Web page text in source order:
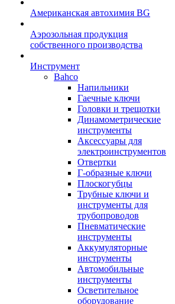
Американская автохимия BG
Аэрозольная продукция
собственного производства
Инструмент
Bahco
Напильники
Гаечные ключи
Головки и трещотки
Динамометрические
инструменты
Аксессуары для
электроинструментов
Отвертки
Г-образные ключи
Плоскогубцы
Трубные ключи и
инструменты для
трубопроводов
Пневматические
инструменты
Аккумуляторные
инструменты
Автомобильные
инструменты
Осветительное
оборудование